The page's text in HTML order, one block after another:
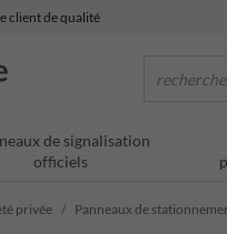
client de qualité
de signalisation
officiels
privée Panneaux de